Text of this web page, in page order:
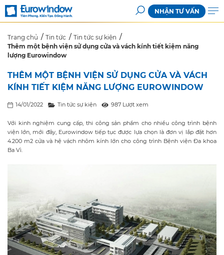
NHẬN TƯ VẤN
Trang chủ Tin tức
Tin tức sự kiện
Thêm một bệnh viện sử dụng cửa và vách kính tiết kiệm năng
lượng Eurowindow
THÊM MỘT BỆNH VIỆN SỬ DỤNG CỬA VÀ VÁCH
KÍNH TIẾT KIỆM NĂNG LƯỢNG EUROWINDOW
14/01/2022 Tin tức sự kiện 987 Lượt xem
Với kinh nghiệm cung cấp, thi công sản phẩm cho nhiều công trình bệnh
viện lớn, mới đây, Eurowindow tiếp tục được lựa chọn là đơn vị lắp đặt hơn
4.200 m2 cửa và hệ vách nhôm kính lớn cho công trình Bệnh viện Đa khoa
Ba Vì.